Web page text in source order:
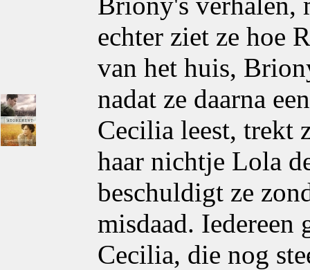
echter ziet ze hoe
van het huis,
nadat ze daarna
Cecilia leest, trekt
haar nichtje Lola
beschuldigt ze
misdaad. Iedereen
Cecilia, die nog